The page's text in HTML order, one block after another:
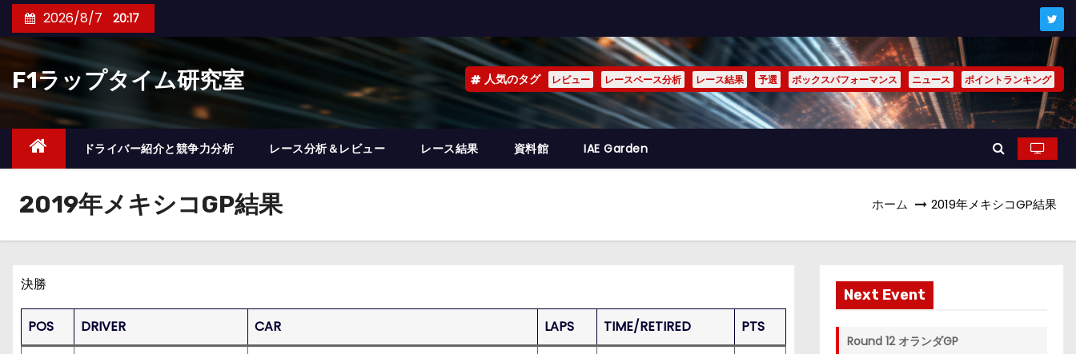
ン
ツ
キ
2026/8/7 20:17
F1ラップタイム研究室 人気のタグ レビュー レースペース分析 レース結果 予選 ボックスパフォーマンス ニュース ポイントランキング
ドライバー紹介と競争力分析 レース分析＆レビュー レース結果 資料館 IAE Garden
2019年メキシコGP結果 ホーム 2019年メキシコGP結果
決勝
POS DRIVER CAR LAPS TIME/RETIRED PTS
Next Event
Round 12 オランダGP